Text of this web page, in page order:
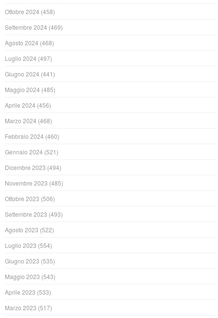
Ottobre 2024 (458)
Settembre 2024 (469)
Agosto 2024 (468)
Luglio 2024 (497)
Giugno 2024 (441)
Maggio 2024 (485)
Aprile 2024 (456)
Marzo 2024 (468)
Febbraio 2024 (460)
Gennaio 2024 (521)
Dicembre 2023 (494)
Novembre 2023 (485)
Ottobre 2023 (506)
Settembre 2023 (493)
Agosto 2023 (522)
Luglio 2023 (554)
Giugno 2023 (535)
Maggio 2023 (543)
Aprile 2023 (533)
Marzo 2023 (517)